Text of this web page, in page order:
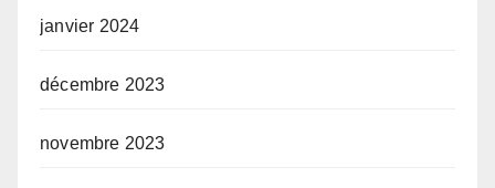
janvier 2024
décembre 2023
novembre 2023